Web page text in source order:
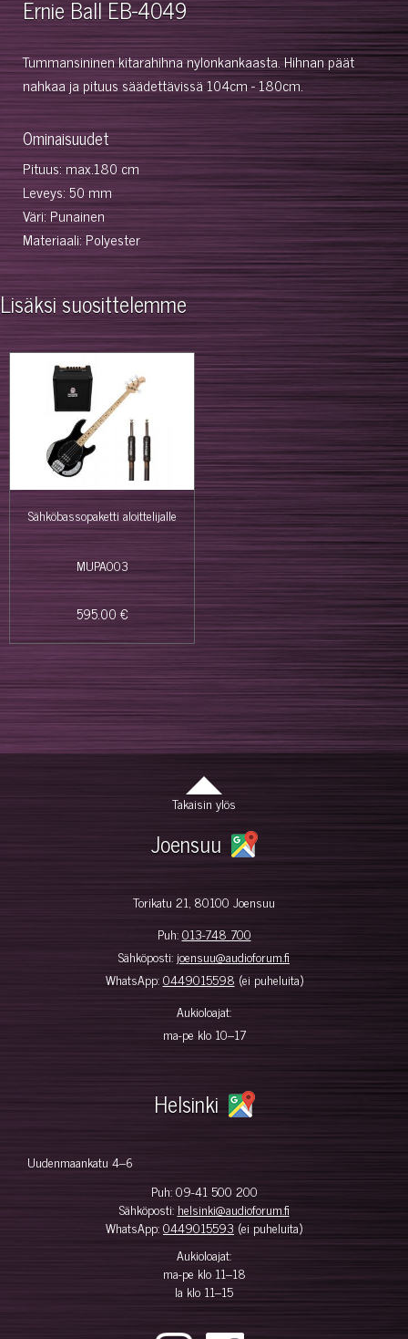
Ernie Ball EB-4049
Tummansininen kitarahihna nylonkankaasta. Hihnan päät
nahkaa ja pituus säädettävissä 104cm - 180cm.
Ominaisuudet
Pituus: max.180 cm
Leveys: 50 mm
Väri: Punainen
Materiaali: Polyester
Lisäksi suosittelemme
Sähköbassopaketti aloittelijalle
MUPA003
595.00 €
Takaisin ylös
Joensuu
Torikatu 21, 80100 Joensuu
Puh:013-748 700
Sähköposti: joensuu@audioforum.fi
WhatsApp:0449015598 (ei puheluita)
Aukioloajat:
ma-pe klo 10–17
Helsinki
Uudenmaankatu 4–6
Puh:09-41 500 200
Sähköposti: helsinki@audioforum.fi
WhatsApp:0449015593 (ei puheluita)
Aukioloajat:
ma-pe klo 11–18
la klo 11–15